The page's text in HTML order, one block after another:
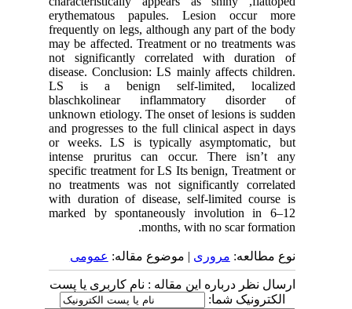
erythematous papules. Lesion occur more
frequently on legs, although any part of the body
may be affected. Treatment or no treatments was
not significantly correlated with duration of
disease. Conclusion: LS mainly affects children.
LS is a benign self-limited, localized
blaschkolinear inflammatory disorder of
unknown etiology. The onset of lesions is sudden
and progresses to the full clinical aspect in days
or weeks. LS is typically asymptomatic, but
intense pruritus can occur. There isn’t any
specific treatment for LS Its benign, Treatment or
no treatments was not significantly correlated
with duration of disease, self-limited course is
marked by spontaneously involution in 6–12
months, with no scar formation.
نوع مطالعه:مروری| موضوع مقاله:عمومى
ارسال نظر درباره این مقاله : نام کاربری یا پست
الکترونیک شما: